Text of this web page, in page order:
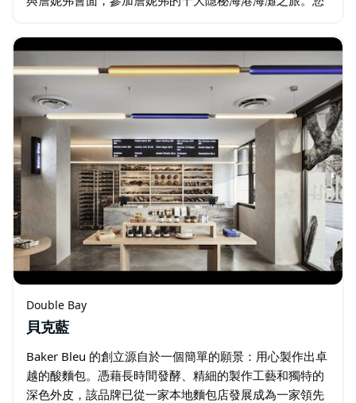
雪梨歌劇院和海港大橋的完美景色…
Double Bay
貝克藍
Baker Bleu 的創立源自於一個簡單的願景：用心製作出卓
越的酸麵包。憑藉長時間發酵、精細的製作工藝和獨特的
深色外皮，該品牌已從一家本地麵包店發展成為一家領先